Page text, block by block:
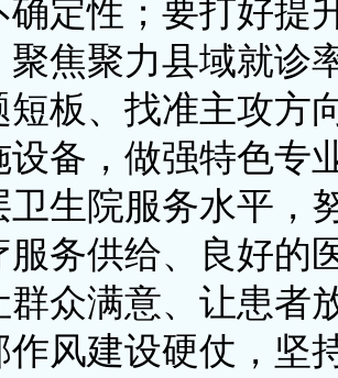
确定性；要打好提
聚焦聚力县域就诊
短板、找准主攻方
设备，做强特色专
卫生院服务水平，
服务供给、良好的
群众满意、让患者
作风建设硬仗，坚